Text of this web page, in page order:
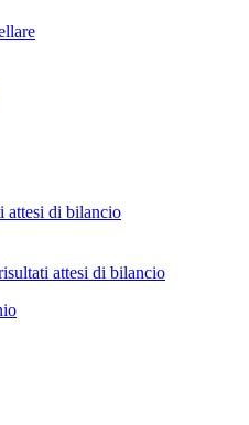
attesi di bilancio
attesi di bilancio